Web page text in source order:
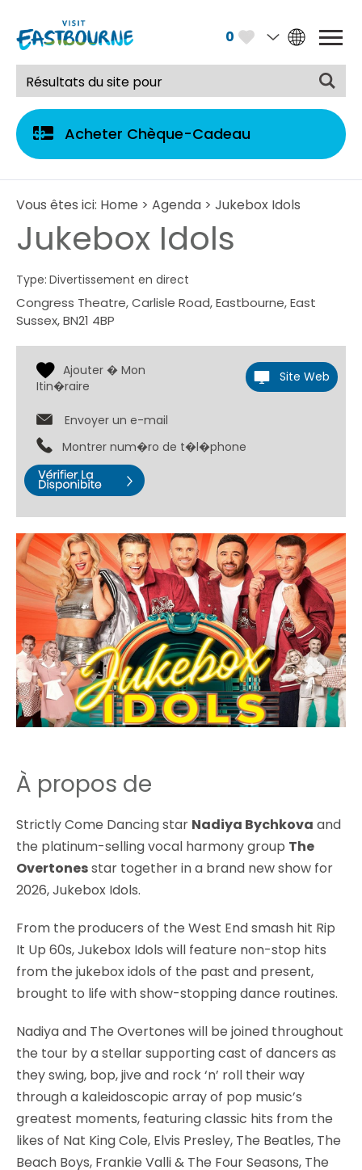
0
Acheter Chèque-Cadeau
Vous êtes ici: Home > Agenda > Jukebox Idols
Jukebox Idols
Type: Divertissement en direct
Congress Theatre,Carlisle Road,Eastbourne,East
Sussex,BN21 4BP
Site Web
Envoyer un e-mail
Montrer num�ro de t�l�phone
À propos de
Strictly Come Dancingstar Nadiya Bychkova and
the platinum-selling vocal harmony group The
Overtonesstar together in a brand new show for
2026, Jukebox Idols.
From the producers of the West End smash hit Rip
It Up 60s,Jukebox Idols will feature non-stop hits
from the jukebox idols of the past and present,
brought to life with show-stopping dance routines.
Nadiya and The Overtones will be joined throughout
the tour by a stellar supporting cast of dancers as
they swing, bop, jive and rock ‘n’ roll their way
through a kaleidoscopic array of pop music’s
greatest moments, featuring classic hits from the
likes of Nat King Cole, Elvis Presley, The Beatles, The
Beach Boys, Frankie Valli & The Four Seasons, The